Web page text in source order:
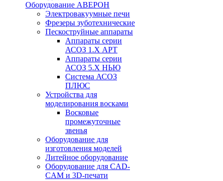
Оборудование АВЕРОН
Электровакуумные печи
Фрезеры зуботехнические
Пескоструйные аппараты
Аппараты серии
АСОЗ 1.Х АРТ
Аппараты серии
АСОЗ 5.Х НЬЮ
Система АСОЗ
ПЛЮС
Устройства для
моделирования восками
Восковые
промежуточные
звенья
Оборудование для
изготовления моделей
Литейное оборудование
Оборудование для CAD-
CAM и 3D-печати